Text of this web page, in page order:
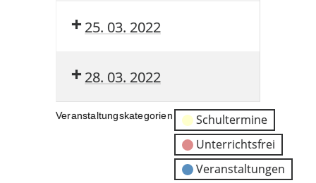
25. 03. 2022
28. 03. 2022
Veranstaltungskategorien
Schultermine
Unterrichtsfrei
Veranstaltungen